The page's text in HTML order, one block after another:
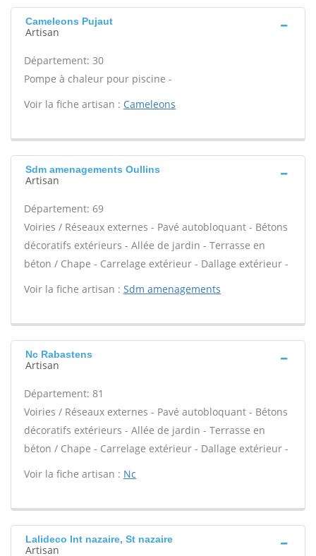
Cameleons Pujaut
Artisan
Département: 30
Pompe à chaleur pour piscine -
Voir la fiche artisan : Cameleons
Sdm amenagements Oullins
Artisan
Département: 69
Voiries / Réseaux externes - Pavé autobloquant - Bétons
décoratifs extérieurs - Allée de jardin - Terrasse en
béton / Chape - Carrelage extérieur - Dallage extérieur -
Voir la fiche artisan : Sdm amenagements
Nc Rabastens
Artisan
Département: 81
Voiries / Réseaux externes - Pavé autobloquant - Bétons
décoratifs extérieurs - Allée de jardin - Terrasse en
béton / Chape - Carrelage extérieur - Dallage extérieur -
Voir la fiche artisan : Nc
Lalideco Int nazaire, St nazaire
Artisan